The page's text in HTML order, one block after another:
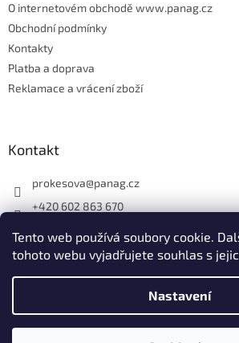
Tento web používá soubory cookie.
tohoto webu vyjadřujete souhlas s
Nastavení
O internetovém obchodě www.panag.cz
Obchodní podmínky
Kontakty
Platba a doprava
Reklamace a vrácení zboží
Kontakt
prokesova@panag.cz
+420 602 863 670
Vytvořil Shoptet